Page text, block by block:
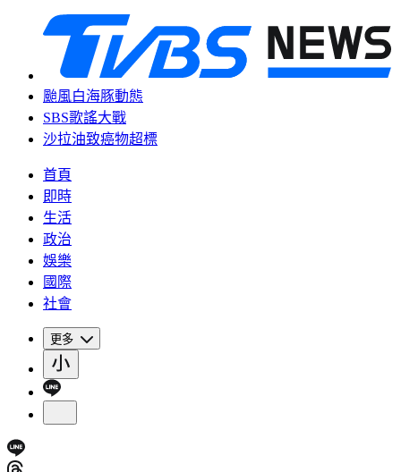
颱風白海豚動態
SBS歌謠大戰
沙拉油致癌物超標
首頁
即時
生活
政治
娛樂
國際
社會
更多